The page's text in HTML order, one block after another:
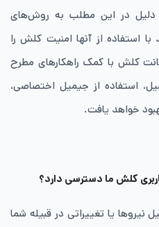
دلیل در این مطلب به روش‌های
استفاده از آنها امنیت کلش را
کلش با کمک راهکارهای مطرح
استفاده از جیمیل اختصاصی،
خواهد یافت.
کلش ما دسترسی دارد؟
نیروها یا تغییراتی در قبیله شما